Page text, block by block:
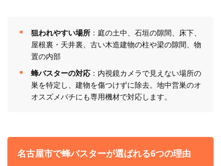
狙われやすい場所：庭の土中、石垣の隙間、床下、
屋根裏・天井裏、古い木造建物の柱や梁の隙間、物
置の内部
蜂バスターの対応：内視鏡カメラで見えない場所の
巣を特定し、建物を傷つけずに除去。地中営巣のオ
オスズメバチにも専用機材で対応します。
名古屋市で蜂バスターが選ばれる6つの理由